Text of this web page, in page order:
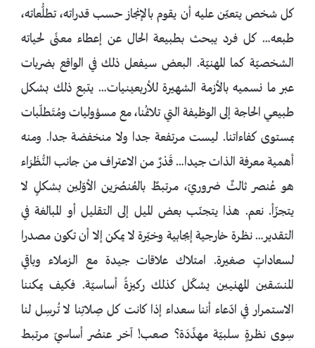
كل شخص يتعيّن عليه أن يقوم بالإنجاز حسب قدراته، تطلُّعاته،
طبعه… كل فرد يبحث بطبيعة الحال عن إعطاء معنًى لحياته
الشخصيّة كما المهنيّة. البعض سيفعل ذلك في الواقع بضربات
عبر ما نسميه بالأزمة الشهيرة للأربعينيات… يتبع ذلك بشكل
طبيعي الحاجة إلى الوظيفة التي تلائمُنا، مع مسؤوليات ومُتَطلّبات
بمستوى كفاءاتنا. ليست مرتفعة جدا ولا منخفضة جدا. ومنه
أهمية معرفة الذات جيدا… قَدْرٌ من الاعتراف من جانب النُّظَرَاء
هو عُنصر ثالثٌ ضروريّ، مرتبطٌ بالعُنصُرَين الأوّلين بشكلٍ لا
يتجزّأ. نعم. هذا يتجنّب بعض الميل إلى التقليل أو المبالغة في
التقدير… نظرة خارجية إيجابية وخيّرة لا يمكن إلا أن تكون مصدرا
لسعاداتٍ صغيرة. امتلاك علاقات جيدة مع الزملاء وباقي
المنسّقين المهنيين يشكّل كذلك ركيزةً أساسيّة. فكيف يمكننا
الاستمرار في ادّعاء أننا سعداء إذا كانت كل صِلاتِنا لا تُرسِل لنا
سِوى نظرةٍ سلبيّة مهدِّدَة؟ صعب! آخر عنصُر أساسيّ مرتبط